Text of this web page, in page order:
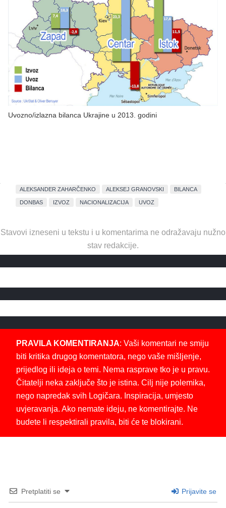
Uvozno/izlazna bilanca Ukrajine u 2013. godini
ALEKSANDER ZAHARČENKO ALEKSEJ GRANOVSKI BILANCA
DONBAS IZVOZ NACIONALIZACIJA UVOZ
Stavovi izneseni u tekstu i u komentarima ne odražavaju nužno
stav redakcije.
PRAVILA KOMENTIRANJA: Vaši komentari ne smiju
biti kritika drugog komentatora, nego vaše mišljenje,
prijedlog ili ideja o temi. Nema rasprave tko je u pravu.
Čitatelji neka zaključe što je istina. Cilj nije polemika,
nego napredak svih Logičara. Inspiracija, umjesto
uvjeravanja. Ako nemate ideju, ne komentirajte. Ne
budete li respektirali pravila, biti će te blokirani.
Pretplatiti se Prijavite se